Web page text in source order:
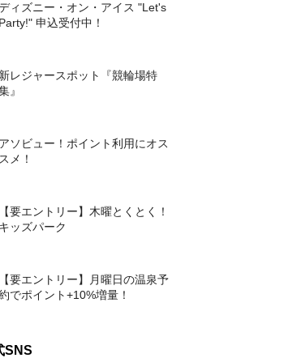
ィズニー・オン・アイス "Let's
Party!" 申込受付中！
新レジャースポット『競輪場特
』
アソビュー！ポイント利用にオス
スメ！
【要エントリー】木曜とくとく！
キッズパーク
【要エントリー】月曜日の温泉予
でポイント+10%増量！
SNS